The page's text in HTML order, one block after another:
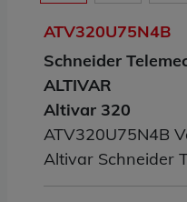
ATV320U75N4B
Schneider
ALTIVAR
Altivar 320
ATV320U75N4B
Altivar Schneider